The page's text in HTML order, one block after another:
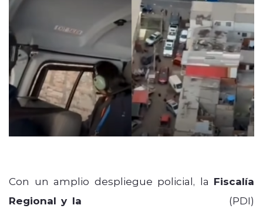
modo claro
Con un amplio despliegue policial, la Fiscalía
Regional y la
(PDI)